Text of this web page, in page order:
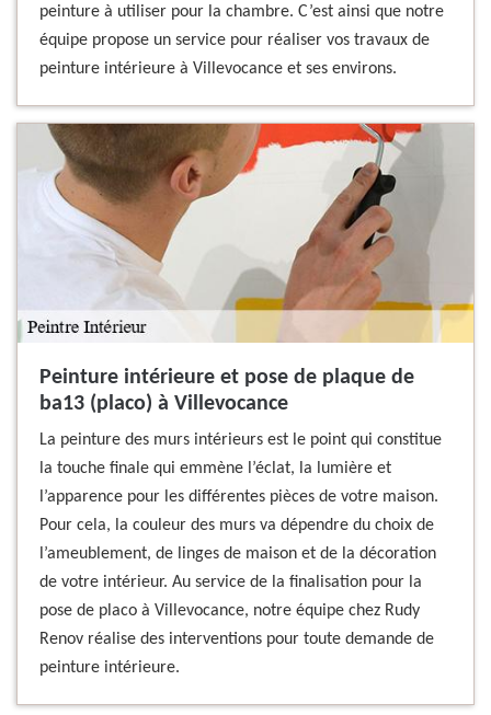
peinture à utiliser pour la chambre. C’est ainsi que notre
équipe propose un service pour réaliser vos travaux de
peinture intérieure à Villevocance et ses environs.
Peinture intérieure et pose de plaque de
ba13 (placo) à Villevocance
La peinture des murs intérieurs est le point qui constitue
la touche finale qui emmène l’éclat, la lumière et
l’apparence pour les différentes pièces de votre maison.
Pour cela, la couleur des murs va dépendre du choix de
l’ameublement, de linges de maison et de la décoration
de votre intérieur. Au service de la finalisation pour la
pose de placo à Villevocance, notre équipe chez Rudy
Renov réalise des interventions pour toute demande de
peinture intérieure.